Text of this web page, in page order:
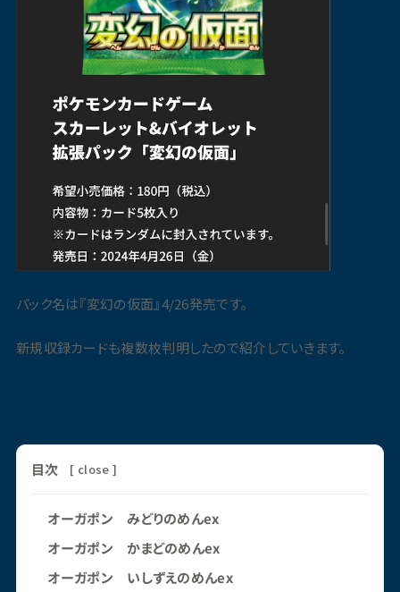
パック名は『変幻の仮面』4/26発売です。
新規収録カードも複数枚判明したので紹介していきます。
目次 [ close ]
オーガポン みどりのめんex
オーガポン かまどのめんex
オーガポン いしずえのめんex